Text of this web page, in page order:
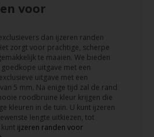
voor
dan ijzeren randen
zorgt voor prachtige, scherpe
te maaien. We bieden
uitgave met een
uitgave met een
5 mm. Na enige tijd zal de rand
roodbruine kleur krijgen die
kleuren in de tuin. U kunt ijzeren
lengte uitkiezen, tot
ijzeren randen voor